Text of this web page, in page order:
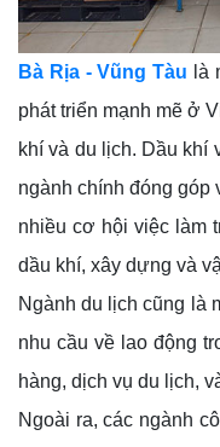
Bà Rịa - Vũng Tàu là
phát triển mạnh mẽ ở
khí và du lịch. Dầu khí
ngành chính đóng góp
nhiều cơ hội việc làm
dầu khí, xây dựng và
Ngành du lịch cũng là
nhu cầu về lao động
hàng, dịch vụ du lịch,
Ngoài ra, các ngành